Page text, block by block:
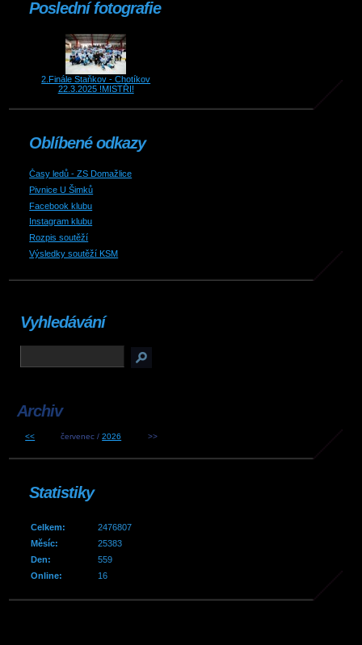
Poslední fotografie
2.Finále Staňkov - Chotíkov
22.3.2025 !MISTŘI!
Oblíbené odkazy
Časy ledů - ZS Domažlice
Pivnice U Šimků
Facebook klubu
Instagram klubu
Rozpis soutěží
Výsledky soutěží KSM
Vyhledávání
Archiv
<< červenec /2026 >>
Statistiky
Online: 16
Celkem:
2476807
Měsíc:
25383
Den:
559